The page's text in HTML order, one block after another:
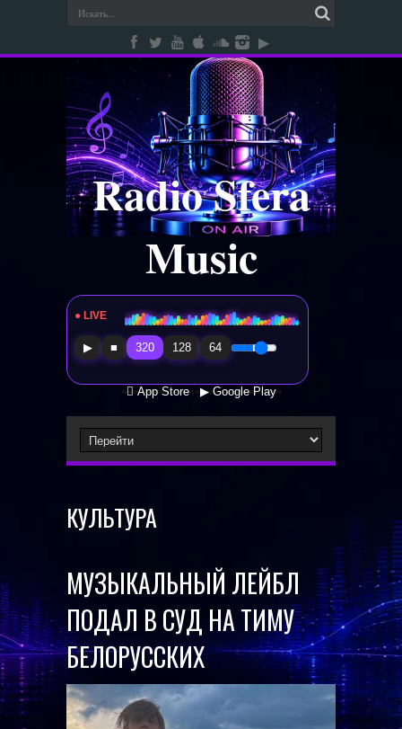
Radio Sfera
Music
● LIVE Radio Sfera Music
▶ ■ 320 128 64
 App Store ▶ Google Play
КУЛЬТУРА
МУЗЫКАЛЬНЫЙ ЛЕЙБЛ
ПОДАЛ В СУД НА ТИМУ
БЕЛОРУССКИХ